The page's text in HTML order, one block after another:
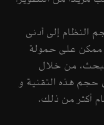
النظام إلى أدنى
ممكن على حمولة
من خلال
حجم هذه التقنية و
أكثر من ذلك.